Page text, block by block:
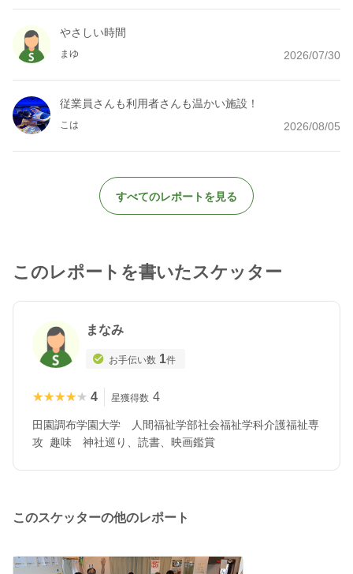
やさしい時間
まゆ 2026/07/30
従業員さんも利用者さんも温かい施設！
こは 2026/08/05
すべてのレポートを見る
このレポートを書いたスケッター
まなみ
お手伝い数 1件
★★★★★
★★★★★ 4 星獲得数 4
田園調布学園大学 人間福祉学部社会福祉学科介護福祉専
攻 趣味 神社巡り、読書、映画鑑賞
このスケッターの他のレポート